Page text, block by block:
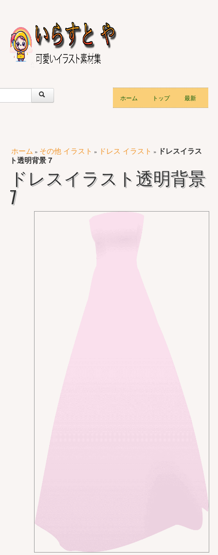
ホーム トップ 最新
ホーム » その他 イラスト » ドレス イラスト » ドレスイラス
ト透明背景 7
ドレスイラスト透明背景
7